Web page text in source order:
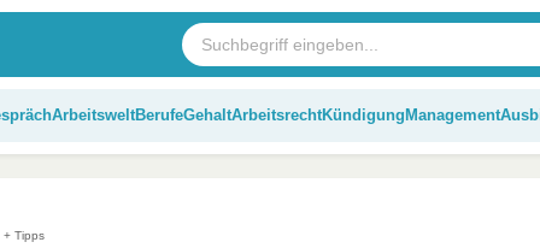
ArbeitsweltBerufeGehaltArbeitsrechtKündigung Management
+ Tipps